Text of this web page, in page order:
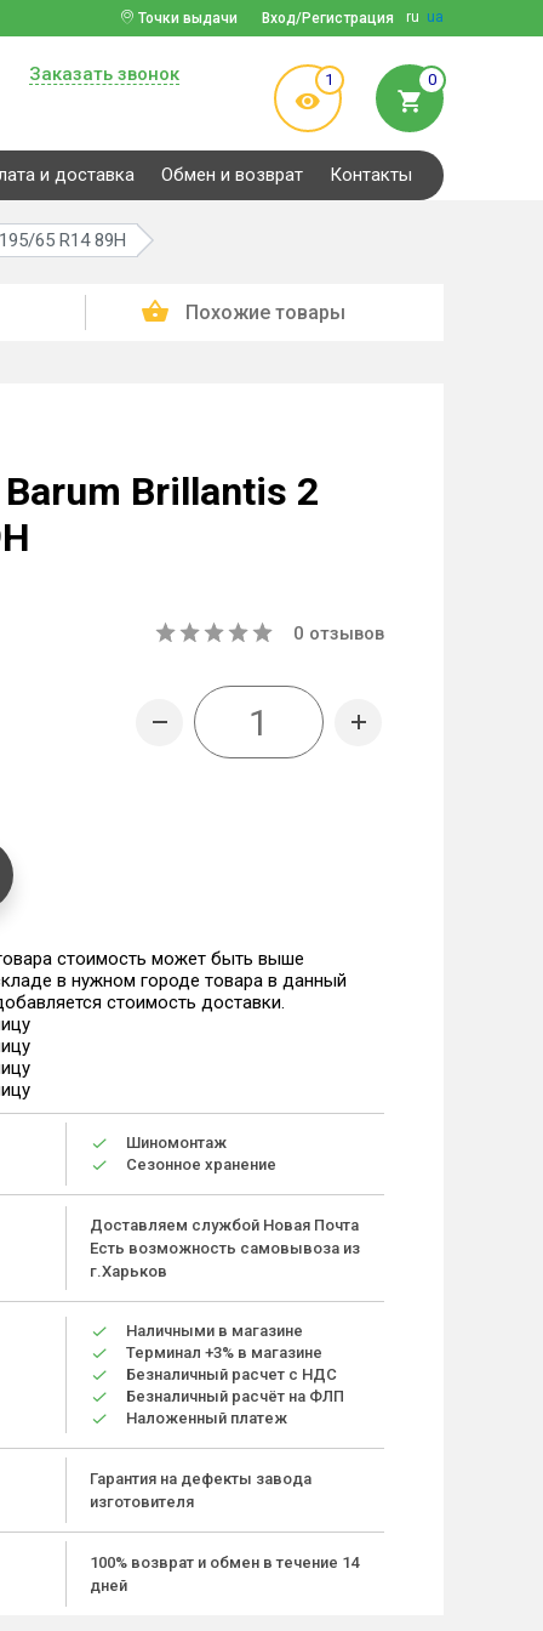
ru ua
Вход/Регистрация
Точки выдачи
Заказать звонок 1 0
и доставка Обмен и возврат Контакты
65 R14 89H
Похожие товары
Brillantis 2
0 отзывов
стоимость может быть выше
в нужном городе товара в данный
стоимость доставки.
Шиномонтаж
Сезонное хранение
Доставляем службой Новая Почта
Есть возможность самовывоза из
г.Харьков
Наличными в магазине
Терминал +3% в магазине
Безналичный расчет с НДС
Безналичный расчёт на ФЛП
Наложенный платеж
Гарантия на дефекты завода
изготовителя
100% возврат и обмен в течение 14
дней